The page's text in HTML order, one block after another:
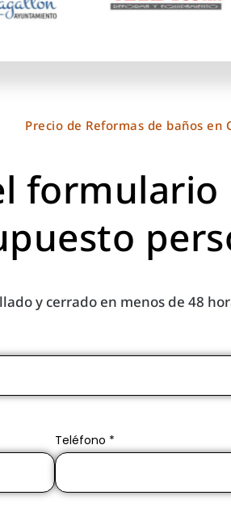
Precio de Reformas de baños en
y cerrado en menos de 48
Teléfono *